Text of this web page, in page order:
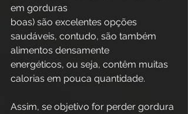
em gorduras
boas) são excelentes opções
saudáveis, contudo, são também
alimentos densamente
energéticos, ou seja, contêm muitas
calorias em pouca quantidade.
Assim, se objetivo for perder gordura